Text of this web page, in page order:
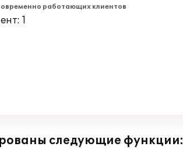
работающих клиентов
1
следующие функции: